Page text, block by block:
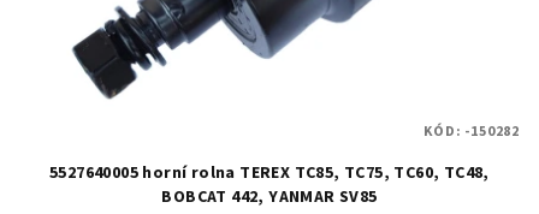
5527640005 horní rolna TEREX TC85, TC75, TC60, TC48,
BOBCAT 442, YANMAR SV85
KÓD: -150282